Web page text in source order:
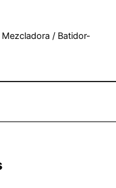
/ Batidor-